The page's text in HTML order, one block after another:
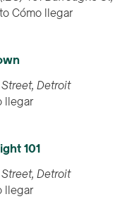
Cómo llegar
Detroit
llegar
101
Detroit
llegar